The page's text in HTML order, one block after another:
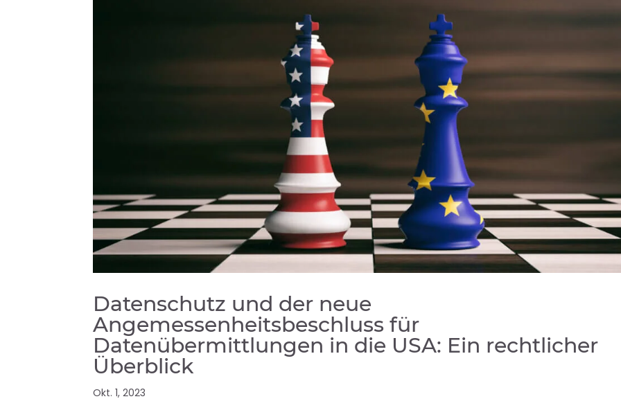
Datenschutz und der neue
Angemessenheitsbeschluss für
Datenübermittlungen in die USA: Ein rechtlicher
Überblick
Okt. 1, 2023